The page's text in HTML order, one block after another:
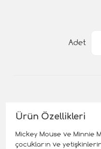
Adet
Ürün Özellikleri
Mickey Mouse ve Minnie
çocukların ve